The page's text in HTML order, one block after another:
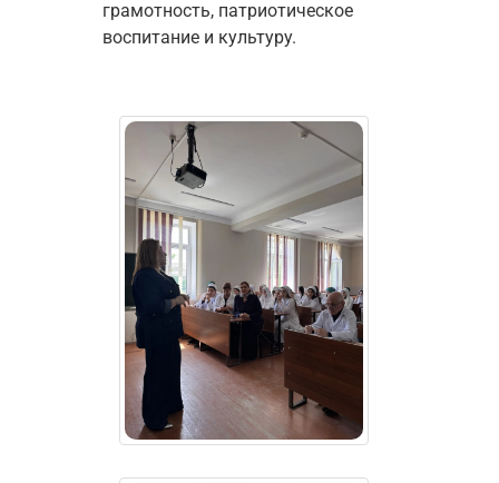
грамотность, патриотическое
воспитание и культуру.